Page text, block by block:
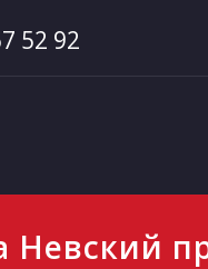
52 92
Невский